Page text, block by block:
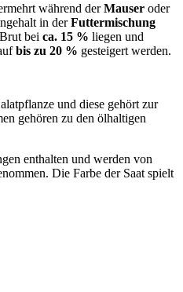
während derMauser oder
in derFuttermischung
bei ca. 15 % liegen und
bis zu 20 % gesteigert werden.
und diese gehört zur
gehören zu den ölhaltigen
enthalten und werden von
Die Farbe der Saat spielt